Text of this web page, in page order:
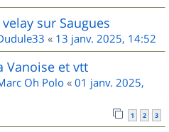
sur Saugues
« 13 janv. 2025, 14:52
Vanoise et vtt
Oh Polo « 01 janv. 2025,
1 2 3